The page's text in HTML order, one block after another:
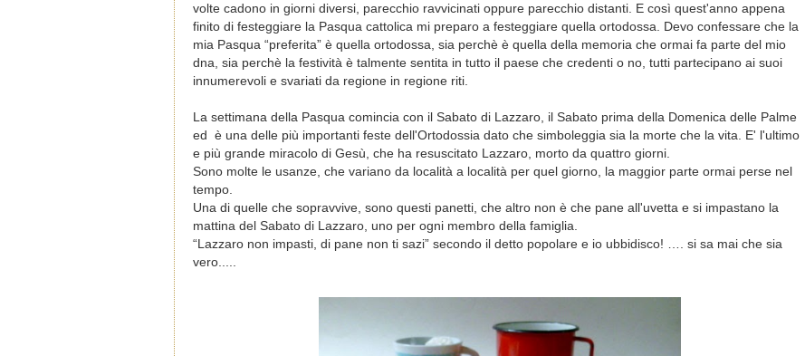
volte cadono in giorni diversi, parecchio ravvicinati oppure parecchio distanti. E così quest'anno appena
finito di festeggiare la Pasqua cattolica mi preparo a festeggiare quella ortodossa. Devo confessare che la
mia Pasqua “preferita” è quella ortodossa, sia perchè è quella della memoria che ormai fa parte del mio
dna, sia perchè la festività è talmente sentita in tutto il paese che credenti o no, tutti partecipano ai suoi
innumerevoli e svariati da regione in regione riti.
La settimana della Pasqua comincia con il Sabato di Lazzaro, il Sabato prima della Domenica delle Palme
ed è una delle più importanti feste dell'Ortodossia dato che simboleggia sia la morte che la vita. E' l'ultimo
e più grande miracolo di Gesù, che ha resuscitato Lazzaro, morto da quattro giorni.
Sono molte le usanze, che variano da località a località per quel giorno, la maggior parte ormai perse nel
tempo.
Una di quelle che sopravvive, sono questi panetti, che altro non è che pane all'uvetta e si impastano la
mattina del Sabato di Lazzaro, uno per ogni membro della famiglia.
“ Lazzaro non impasti, di pane non ti sazi” secondo il detto popolare e io ubbidisco! …. si sa mai che sia
vero.....